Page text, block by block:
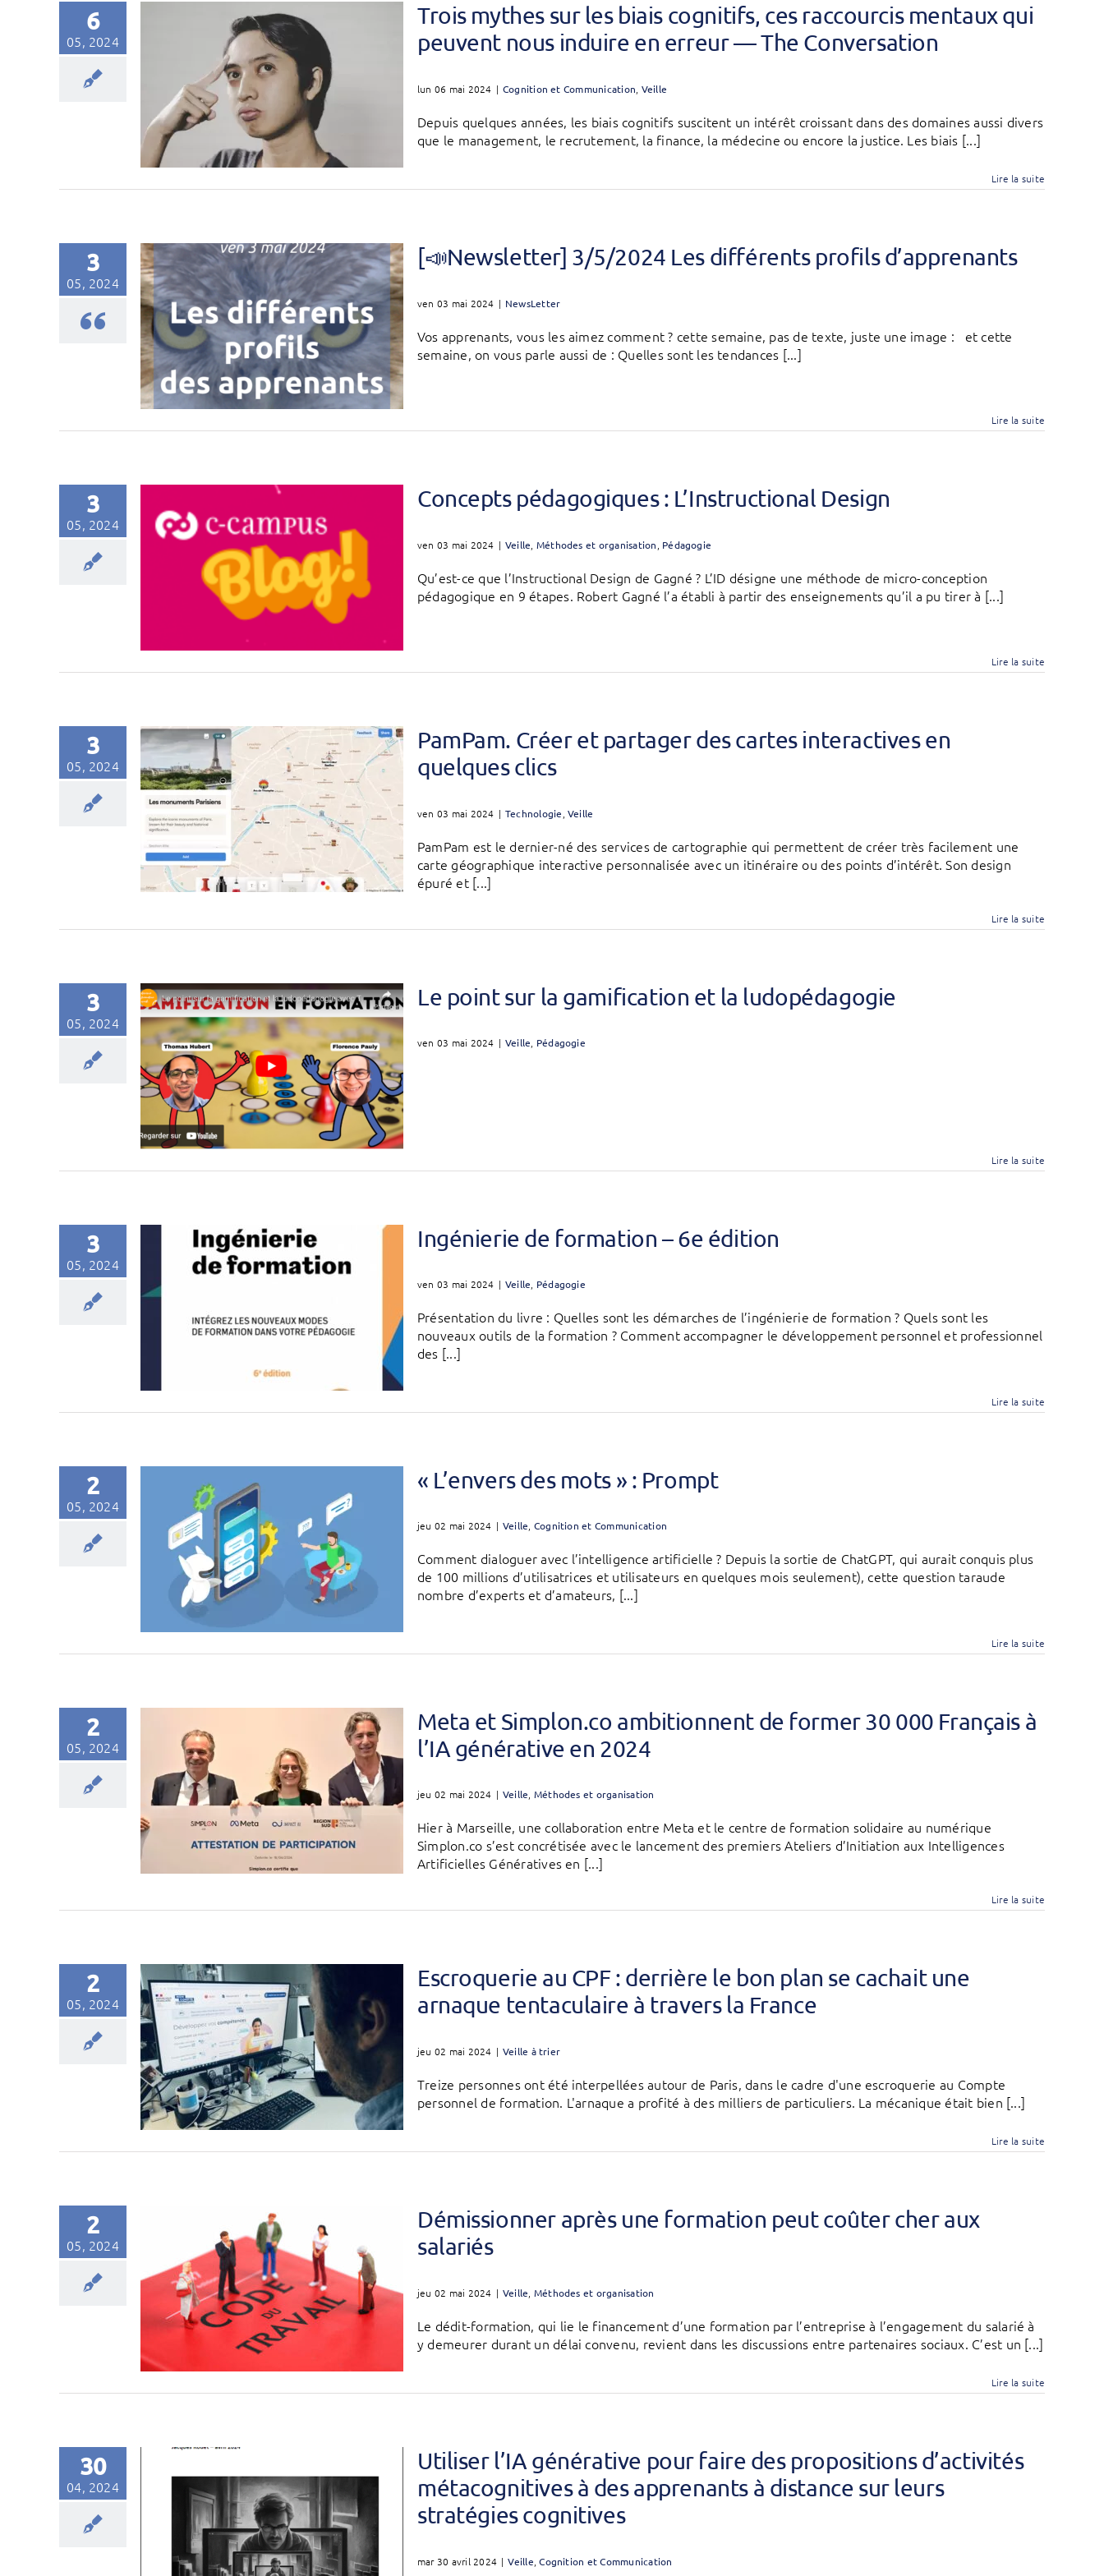
6
05, 2024
Trois mythes sur les biais cognitifs, ces raccourcis mentaux qui
peuvent nous induire en erreur — The Conversation
lun 06 mai 2024 | Cognition et Communication Veille
Depuis quelques années, les biais cognitifs suscitent un intérêt croissant dans des domaines aussi divers
que le management, le recrutement, la finance, la médecine ou encore la justice. Les biais [...]
Lire la suite
3
05, 2024
[📣Newsletter] 3/5/2024 Les différents profils d’apprenants
ven 03 mai 2024 | NewsLetter
Vos apprenants, vous les aimez comment ? cette semaine, pas de texte, juste une image : et cette
semaine, on vous parle aussi de : Quelles sont les tendances [...]
Lire la suite
3
05, 2024
Concepts pédagogiques : L’Instructional Design
ven 03 mai 2024 | Veille Méthodes et organisation Pédagogie
Qu’est-ce que l’Instructional Design de Gagné ? L’ID désigne une méthode de micro-conception
pédagogique en 9 étapes. Robert Gagné l’a établi à partir des enseignements qu’il a pu tirer à [...]
Lire la suite
3
05, 2024
PamPam. Créer et partager des cartes interactives en
quelques clics
ven 03 mai 2024 | Technologie Veille
PamPam est le dernier-né des services de cartographie qui permettent de créer très facilement une
carte géographique interactive personnalisée avec un itinéraire ou des points d’intérêt. Son design
épuré et [...]
Lire la suite
3
05, 2024
Le point sur la gamification et la ludopédagogie
ven 03 mai 2024 | Veille, Pédagogie
Lire la suite
3
05, 2024
Ingénierie de formation – 6e édition
ven 03 mai 2024 | Veille, Pédagogie
Présentation du livre : Quelles sont les démarches de l’ingénierie de formation ? Quels sont les
nouveaux outils de la formation ? Comment accompagner le développement personnel et professionnel
des [...]
Lire la suite
2
05, 2024
« L’envers des mots » : Prompt
jeu 02 mai 2024 | Veille, Cognition et Communication
Comment dialoguer avec l’intelligence artificielle ? Depuis la sortie de ChatGPT, qui aurait conquis plus
de 100 millions d’utilisatrices et utilisateurs en quelques mois seulement), cette question taraude
nombre d’experts et d’amateurs, [...]
Lire la suite
2
05, 2024
Meta et Simplon.co ambitionnent de former 30 000 Français à
l’IA générative en 2024
jeu 02 mai 2024 | Veille, Méthodes et organisation
Hier à Marseille, une collaboration entre Meta et le centre de formation solidaire au numérique
Simplon.co s’est concrétisée avec le lancement des premiers Ateliers d’Initiation aux Intelligences
Artificielles Génératives en [...]
Lire la suite
2
05, 2024
Escroquerie au CPF : derrière le bon plan se cachait une
arnaque tentaculaire à travers la France
jeu 02 mai 2024 | Veille à trier
Treize personnes ont été interpellées autour de Paris, dans le cadre d'une escroquerie au Compte
personnel de formation. L'arnaque a profité à des milliers de particuliers. La mécanique était bien [...]
Lire la suite
2
05, 2024
Démissionner après une formation peut coûter cher aux
salariés
jeu 02 mai 2024 | Veille Méthodes et organisation
Le dédit-formation, qui lie le financement d’une formation par l’entreprise à l’engagement du salarié à
y demeurer durant un délai convenu, revient dans les discussions entre partenaires sociaux. C’est un [...]
Lire la suite
30
04, 2024
Utiliser l’IA générative pour faire des propositions d’activités
métacognitives à des apprenants à distance sur leurs
stratégies cognitives
mar 30 avril 2024 | Veille ,Cognition et Communication